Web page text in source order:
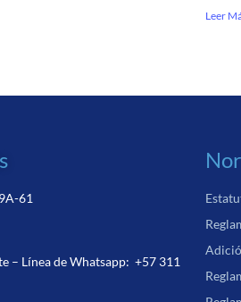
Leer
61
– Línea de Whatsapp:+57 311